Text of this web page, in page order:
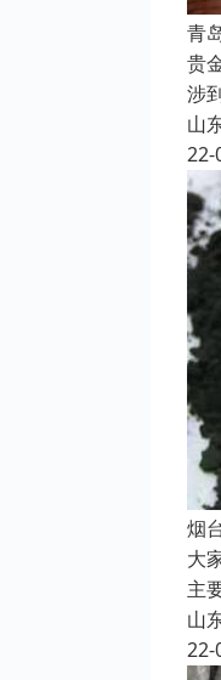
青
贵
涉
山
22-
烟
大
主
山
22-